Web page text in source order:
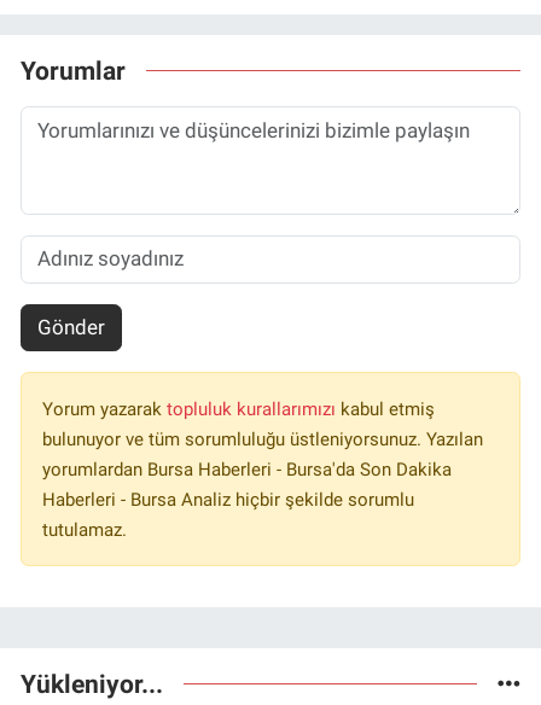
Yorumlar
Gönder
Yorum yazarak topluluk kurallarımızı kabul etmiş
bulunuyor ve tüm sorumluluğu üstleniyorsunuz. Yazılan
yorumlardan Bursa Haberleri - Bursa'da Son Dakika
Haberleri - Bursa Analiz hiçbir şekilde sorumlu
tutulamaz.
Yükleniyor...